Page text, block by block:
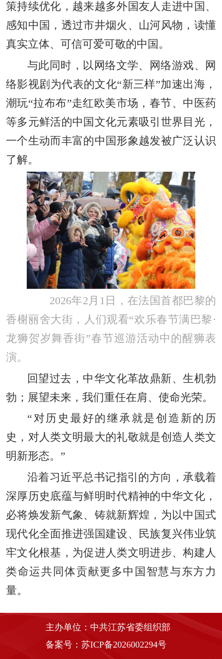
策持续优化，越来越多外国友人走进中国、
感知中国，透过市井烟火、山河风物，读懂
真实立体、可信可爱可敬的中国。
与此同时，以网络文学、网络游戏、网
络影视剧为代表的文化“新三样”加速出海，
潮玩“拉布布”走红欧美市场，春节、中医药
等多元鲜活的中国文化元素吸引世界目光，
一个生动而丰富的中国形象越发被广泛认识
了解。
2026年2月1日，在法国首都巴黎的
香榭丽舍大街，人们观看“欢乐春节满巴黎·
龙狮贺岁舞香街”春节巡游活动中的醒狮表
演。
回望过去，中华文化革故鼎新、生机勃
勃；展望未来，我们重任在肩、使命光荣。
“对历史最好的继承就是创造新的历
史，对人类文明最大的礼敬就是创造人类文
明新形态。”
沿着习近平总书记指引的方向，承载着
深厚历史底蕴与鲜明时代精神的中华文化，
必将焕发新气象、铸就新辉煌，为以中国式
现代化全面推进强国建设、民族复兴伟业筑
牢文化根基，为促进人类文明进步、构建人
类命运共同体贡献更多中国智慧与东方力
量。
主办单位：中共江苏省委组织部
备案号：苏ICP备2026002294号